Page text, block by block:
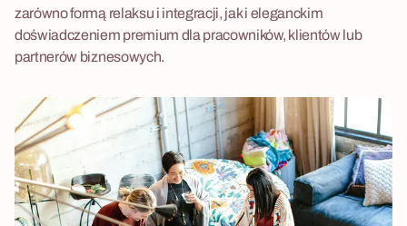
zarówno formą relaksu i integracji, jak i eleganckim
doświadczeniem premium dla pracowników, klientów lub
partnerów biznesowych.